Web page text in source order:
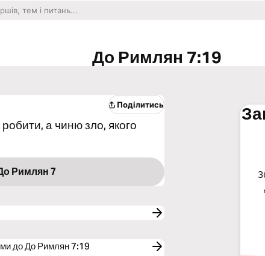
До Римлян 7:19
Поділитись
а чиню зло, якого
Римлян 7
до До Римлян 7:19